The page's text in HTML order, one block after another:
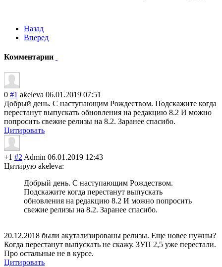
Назад
Вперед
Комментарии
0 #1 akeleva 06.01.2019 07:51
Добрый день. С наступающим Рождеством. Подскажите когда
перестанут выпускать обновления на редакцию 8.2 И можно
попросить свежие релизы на 8.2. Заранее спасибо.
Цитировать
+1 #2 Admin 06.01.2019 12:43
Цитирую akeleva:
Добрый день. С наступающим Рождеством.
Подскажите когда перестанут выпускать
обновления на редакцию 8.2 И можно попросить
свежие релизы на 8.2. Заранее спасибо.
20.12.2018 были акутализированы релизы. Еще новее нужны?
Когда перестанут выпускать не скажу. ЗУП 2,5 уже перестали.
Про остальные не в курсе.
Цитировать